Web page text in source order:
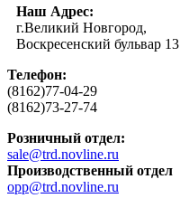
Наш Адрес:
г.Великий Новгород,
Воскресенский бульвар 13
Телефон:
(8162)77-04-29
(8162)73-27-74
Розничный отдел:
sale@trd.novline.ru
Производственный отдел
opp@trd.novline.ru